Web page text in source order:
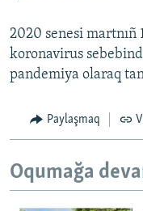
2020 senesi martnıñ
koronavirus
pandemiya olaraq
Paylaşmaq
Oqumağa